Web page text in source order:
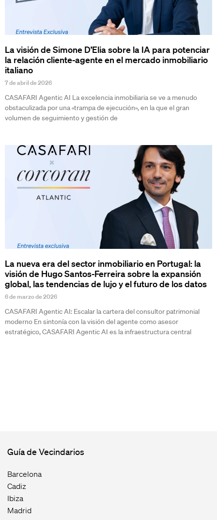
La visión de Simone D’Elia sobre la IA para potenciar
la relación cliente-agente en el mercado inmobiliario
italiano
7 de abril de 2026
CASAFARI Agentic AI La excelencia inmobiliaria se ve a menudo
obstaculizada por una «trampa de ejecución», en la que el gran
volumen de seguimiento y gestión de
La nueva era del sector inmobiliario en Portugal: la
visión de Hugo Santos-Ferreira sobre la expansión
global, las tendencias de lujo y el futuro de los datos
6 de marzo de 2026
CASAFARI Agentic AI: Escalar la cartera del consultor patrimonial
moderno En sintonía con la visión del agente como asesor
estratégico, CASAFARI Agentic AI es la infraestructura central
Guía de Vecindarios
Barcelona
Cadiz
Ibiza
Madrid